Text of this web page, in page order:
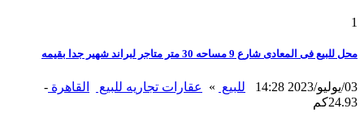
1
محل للبيع فى المعادى شارع 9 مساحه 30 متر متاجر لبراند شهير جدا بقيمه
03/يوليو/2023 14:28 للبيع » عقارات تجاريه للبيع القاهرة -
24.93كم